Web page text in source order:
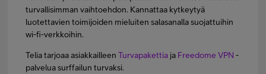
turvallisimman vaihtoehdon. Kannattaa kytkeytyä
luotettavien toimijoiden mieluiten salasanalla suojattuihin
wi-fi-verkkoihin.
Telia tarjoaa asiakkailleenTurvapakettia ja Freedome VPN -
palvelua surffailun turvaksi.